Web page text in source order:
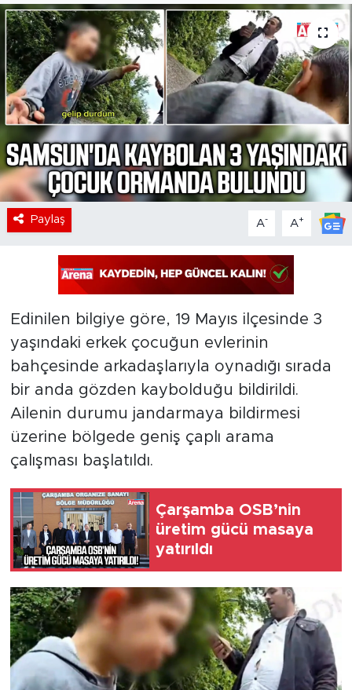
Paylaş A- A+
Edinilen bilgiye göre, 19 Mayıs ilçesinde 3
yaşındaki erkek çocuğun evlerinin
bahçesinde arkadaşlarıyla oynadığı sırada
bir anda gözden kaybolduğu bildirildi.
Ailenin durumu jandarmaya bildirmesi
üzerine bölgede geniş çaplı arama
çalışması başlatıldı.
Çarşamba OSB’nin
üretim gücü masaya
yatırıldı